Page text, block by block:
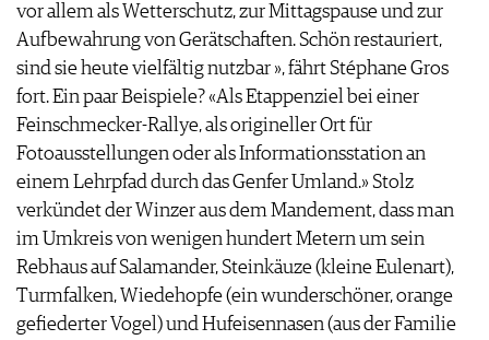
vor allem als Wetterschutz, zur Mittagspause und zur
Aufbewahrung von Gerätschaften. Schön restauriert,
sind sie heute vielfältig nutzbar », fährt Stéphane Gros
fort. Ein paar Beispiele? «Als Etappenziel bei einer
Feinschmecker-Rallye, als origineller Ort für
Fotoausstellungen oder als Informationsstation an
einem Lehrpfad durch das Genfer Umland.» Stolz
verkündet der Winzer aus dem Mandement, dass man
im Umkreis von wenigen hundert Metern um sein
Rebhaus auf Salamander, Steinkäuze (kleine Eulenart),
Turmfalken, Wiedehopfe (ein wunderschöner, orange
gefiederter Vogel) und Hufeisennasen (aus der Familie